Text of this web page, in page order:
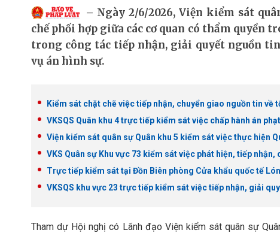
Ngày 2/6/2026, Viện kiểm sát
chế phối hợp giữa các cơ quan có thẩm quyền
trong công tác tiếp nhận, giải quyết nguồn
vụ án hình sự.
Kiểm sát chặt chẽ việc tiếp nhận, chuyển giao nguồn tin về
VKSQS Quân khu 4 trực tiếp kiểm sát việc chấp hành án
Viện kiểm sát quân sự Quân khu 5 kiểm sát việc thực hiện
VKS Quân sự Khu vực 73 kiểm sát việc phát hiện, tiếp
Trực tiếp kiểm sát tại Đồn Biên phòng Cửa khẩu quốc tế
VKSQS khu vực 23 trực tiếp kiểm sát việc tiếp nhận, giải
Tham dự Hội nghị có Lãnh đạo Viện kiểm sát quân sự